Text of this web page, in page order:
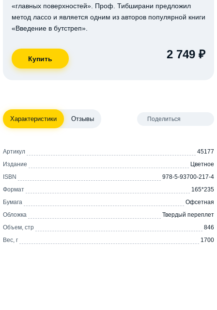
«главных поверхностей». Проф. Тибширани предложил
метод лассо и является одним из авторов популярной книги
«Введение в бутстреп».
2 749 ₽
Характеристики Отзывы Поделиться
Артикул
45177
Издание
Цветное
ISBN
978-5-93700-217-4
Формат
165*235
Бумага
Офсетная
Обложка
Твердый переплет
Объем, стр
846
Вес, г
1700